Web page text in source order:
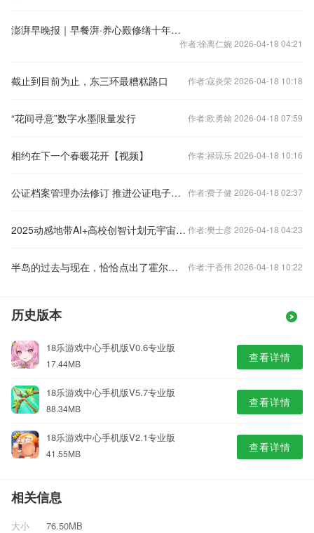
澎湃早晚报｜早餐湃·养心殿修缮十年重开
作者:徐离仁婉 2026-04-18 04:21
截止到目前为止，东三环最糟糕路口 作者:寇炎荣 2026-04-18 10:18
“花间寻意”数字水墨限量发行 作者:欧勇翰 2026-04-18 07:59
相约在下一个春暖花开【视频】 作者:禄琼乐 2026-04-18 10:16
公证档案管理办法修订 推进公证电子档案信息化建设 作者:费子健 2026-04-18 02:37
2025动感地带AI+高校创智计划元宇宙启航 作者:樊士彦 2026-04-18 04:23
半岛的过去与现在，恰恰点出了霍尔木兹海峡的未来 作者:于香伟 2026-04-18 10:22
历史版本
18乐游戏中心手机版V0.6专业版
17.44MB 查看详情
18乐游戏中心手机版V5.7专业版
88.34MB 查看详情
18乐游戏中心手机版V2.1专业版
41.55MB 查看详情
相关信息
大小
76.50MB